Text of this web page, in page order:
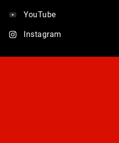
YouTube
Instagram